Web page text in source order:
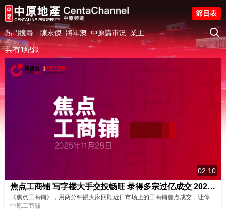
熱門搜尋: 陳永傑 將軍澳 中原講市況 業主
節目表
共有1紀錄
02:10
焦点工商铺 写字楼大手交投畅旺 录得多宗过亿成交 20251128
中原工商舖